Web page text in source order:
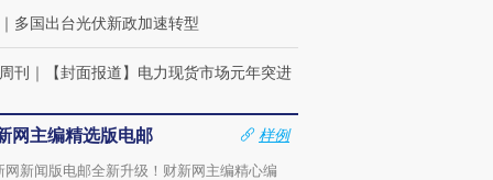
｜ 多国出台光伏新政加速转型
刊 ｜ 【封面报道】电力现货市场元年突进
网主编精选版电邮
样例
网新闻版电邮全新升级！财新网主编精心编